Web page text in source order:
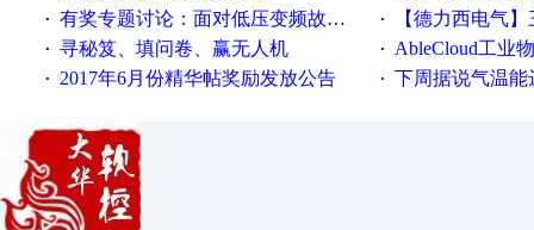
· 有奖专题讨论：面对低压变频故障，老手是这样解决的！ · 【德力西电气】三
· 寻秘笈、填问卷、赢无人机 · AbleCloud工业物联
· 2017年6月份精华帖奖励发放公告 · 下周据说气温能